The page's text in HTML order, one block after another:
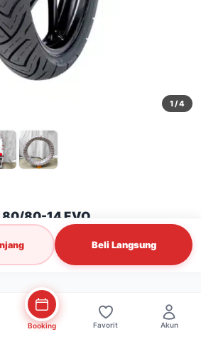
1/ 4
80/80-14 EVO
Beli Langsung
Booking Favorit Akun